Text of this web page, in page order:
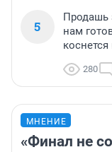
5
Продашь
нам
280
МНЕНИЕ
«Финал не